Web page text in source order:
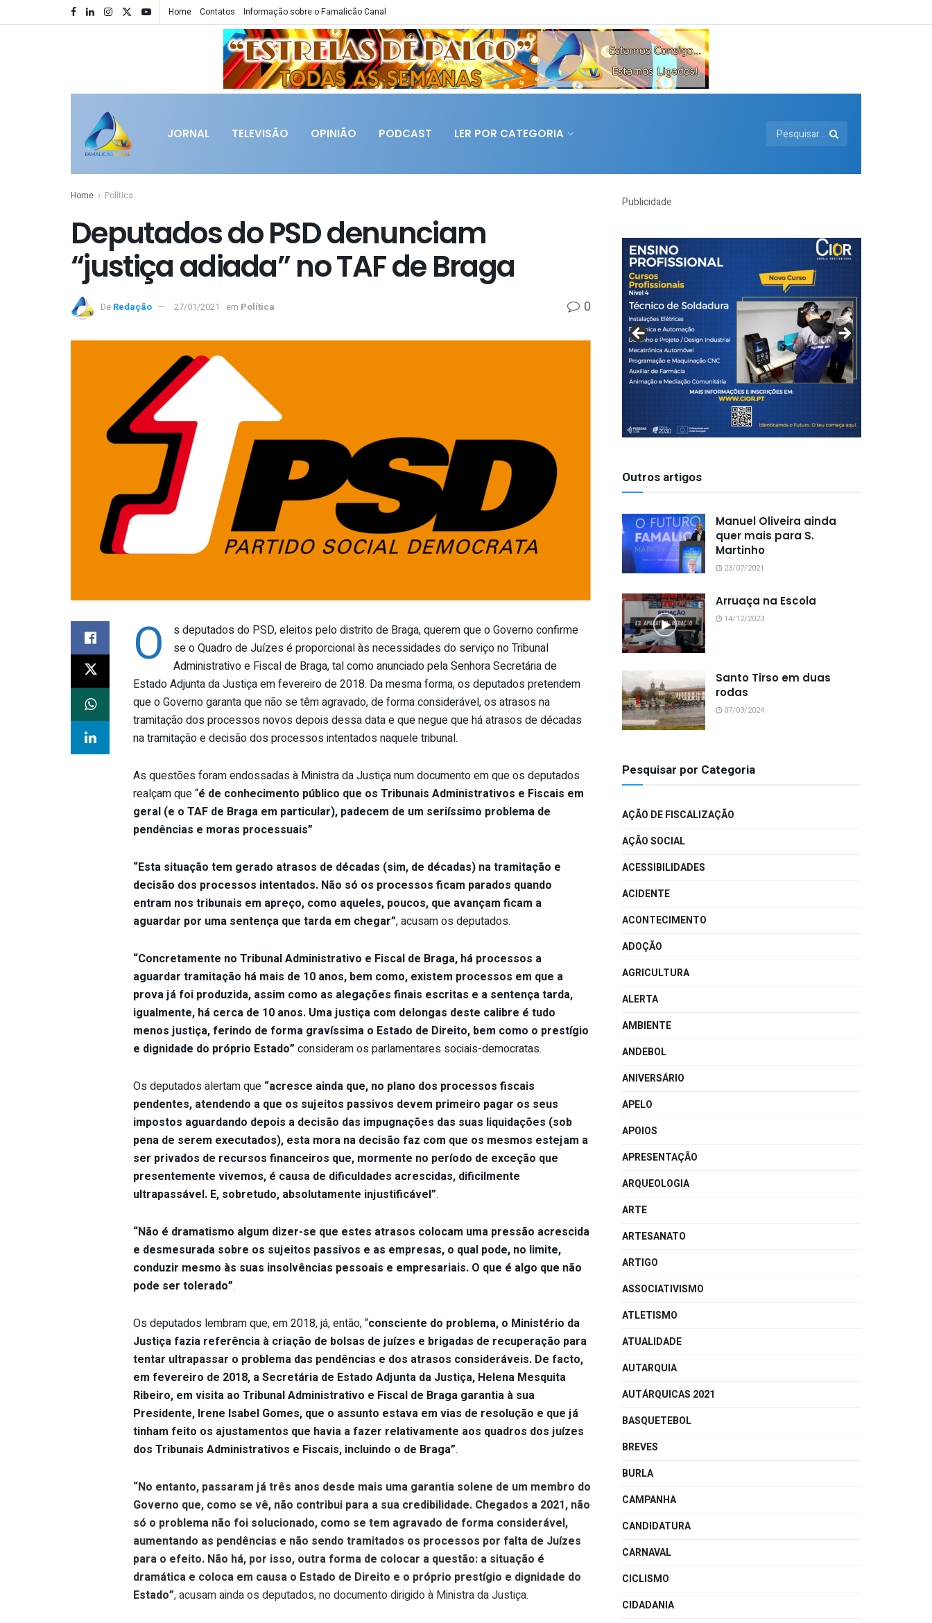
Home Contatos Informação sobre o Famalicão Canal
JORNAL TELEVISÃO OPINIÃO PODCAST LER POR CATEGORIA
Home Política
Deputados do PSD denunciam
“justiça adiada” no TAF de Braga
De Redação 27/01/2021 em Política 0
O
s deputados do PSD, eleitos pelo distrito de Braga, querem que o Governo confirme
se o Quadro de Juízes é proporcional às necessidades do serviço no Tribunal
Administrativo e Fiscal de Braga, tal como anunciado pela Senhora Secretária de
Estado Adjunta da Justiça em fevereiro de 2018. Da mesma forma, os deputados pretendem
que o Governo garanta que não se têm agravado, de forma considerável, os atrasos na
tramitação dos processos novos depois dessa data e que negue que há atrasos de décadas
na tramitação e decisão dos processos intentados naquele tribunal.
As questões foram endossadas à Ministra da Justiça num documento em que os deputados
realçam que “é de conhecimento público que os Tribunais Administrativos e Fiscais em
geral (e o TAF de Braga em particular), padecem de um seriíssimo problema de
pendências e moras processuais”
“Esta situação tem gerado atrasos de décadas (sim, de décadas) na tramitação e
decisão dos processos intentados. Não só os processos ficam parados quando
entram nos tribunais em apreço, como aqueles, poucos, que avançam ficam a
aguardar por uma sentença que tarda em chegar”, acusam os deputados.
“Concretamente no Tribunal Administrativo e Fiscal de Braga, há processos a
aguardar tramitação há mais de 10 anos, bem como, existem processos em que a
prova já foi produzida, assim como as alegações finais escritas e a sentença tarda,
igualmente, há cerca de 10 anos. Uma justiça com delongas deste calibre é tudo
menos justiça, ferindo de forma gravíssima o Estado de Direito, bem como o prestígio
e dignidade do próprio Estado” consideram os parlamentares sociais-democratas.
Os deputados alertam que “acresce ainda que, no plano dos processos fiscais
pendentes, atendendo a que os sujeitos passivos devem primeiro pagar os seus
impostos aguardando depois a decisão das impugnações das suas liquidações (sob
pena de serem executados), esta mora na decisão faz com que os mesmos estejam a
ser privados de recursos financeiros que, mormente no período de exceção que
presentemente vivemos, é causa de dificuldades acrescidas, dificilmente
ultrapassável. E, sobretudo, absolutamente injustificável”.
“Não é dramatismo algum dizer-se que estes atrasos colocam uma pressão acrescida
e desmesurada sobre os sujeitos passivos e as empresas, o qual pode, no limite,
conduzir mesmo às suas insolvências pessoais e empresariais. O que é algo que não
pode ser tolerado”.
Os deputados lembram que, em 2018, já, então, “consciente do problema, o Ministério da
Justiça fazia referência à criação de bolsas de juízes e brigadas de recuperação para
tentar ultrapassar o problema das pendências e dos atrasos consideráveis. De facto,
em fevereiro de 2018, a Secretária de Estado Adjunta da Justiça, Helena Mesquita
Ribeiro, em visita ao Tribunal Administrativo e Fiscal de Braga garantia à sua
Presidente, Irene Isabel Gomes, que o assunto estava em vias de resolução e que já
tinham feito os ajustamentos que havia a fazer relativamente aos quadros dos juízes
dos Tribunais Administrativos e Fiscais, incluindo o de Braga”.
“No entanto, passaram já três anos desde mais uma garantia solene de um membro do
Governo que, como se vê, não contribui para a sua credibilidade. Chegados a 2021, não
só o problema não foi solucionado, como se tem agravado de forma considerável,
aumentando as pendências e não sendo tramitados os processos por falta de Juízes
para o efeito. Não há, por isso, outra forma de colocar a questão: a situação é
dramática e coloca em causa o Estado de Direito e o próprio prestígio e dignidade do
Estado”, acusam ainda os deputados, no documento dirigido à Ministra da Justiça.
Publicidade
Outros artigos
Manuel Oliveira ainda
quer mais para S.
Martinho
23/07/2021
Arruaça na Escola
14/12/2023
Santo Tirso em duas
rodas
07/03/2024
Pesquisar por Categoria
AÇÃO DE FISCALIZAÇÃO
AÇÃO SOCIAL
ACESSIBILIDADES
ACIDENTE
ACONTECIMENTO
ADOÇÃO
AGRICULTURA
ALERTA
AMBIENTE
ANDEBOL
ANIVERSÁRIO
APELO
APOIOS
APRESENTAÇÃO
ARQUEOLOGIA
ARTE
ARTESANATO
ARTIGO
ASSOCIATIVISMO
ATLETISMO
ATUALIDADE
AUTARQUIA
AUTÁRQUICAS 2021
BASQUETEBOL
BREVES
BURLA
CAMPANHA
CANDIDATURA
CARNAVAL
CICLISMO
CIDADANIA